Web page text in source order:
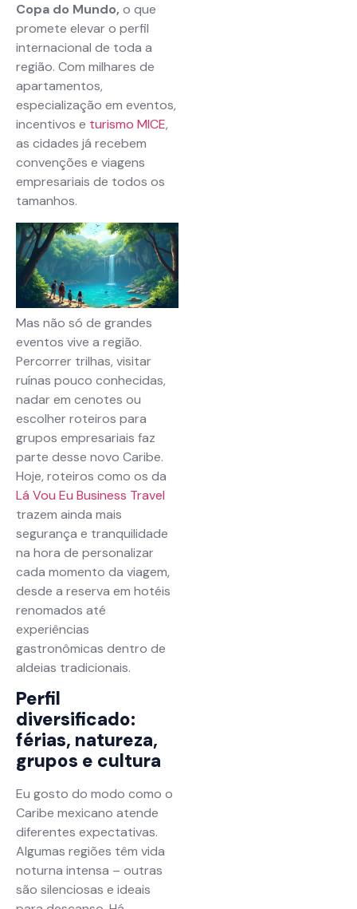
Copa do Mundo, o que
promete elevar o perfil
internacional de toda a
região. Com milhares de
apartamentos,
especialização em eventos,
incentivos e turismo MICE,
as cidades já recebem
convenções e viagens
empresariais de todos os
tamanhos.
Mas não só de grandes
eventos vive a região.
Percorrer trilhas, visitar
ruínas pouco conhecidas,
nadar em cenotes ou
escolher roteiros para
grupos empresariais faz
parte desse novo Caribe.
Hoje, roteiros como os da
Lá Vou Eu Business Travel
trazem ainda mais
segurança e tranquilidade
na hora de personalizar
cada momento da viagem,
desde a reserva em hotéis
renomados até
experiências
gastronômicas dentro de
aldeias tradicionais.
Perfil
diversificado:
férias, natureza,
grupos e cultura
Eu gosto do modo como o
Caribe mexicano atende
diferentes expectativas.
Algumas regiões têm vida
noturna intensa – outras
são silenciosas e ideais